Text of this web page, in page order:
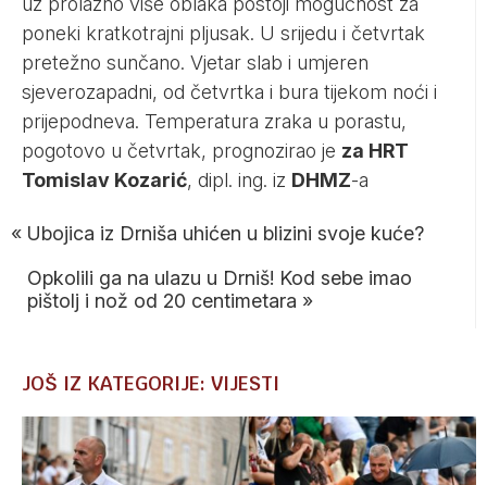
poneki kratkotrajni pljusak. U srijedu i četvrtak
pretežno sunčano. Vjetar slab i umjeren
sjeverozapadni, od četvrtka i bura tijekom noći i
prijepodneva. Temperatura zraka u porastu,
pogotovo u četvrtak, prognozirao je za HRT
Tomislav Kozarić, dipl. ing. iz DHMZ-a
« Ubojica iz Drniša uhićen u blizini svoje kuće?
Opkolili ga na ulazu u Drniš! Kod sebe imao
pištolj i nož od 20 centimetara »
JOŠ IZ KATEGORIJE: VIJESTI